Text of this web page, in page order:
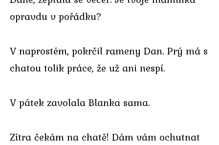
opravdu v pořádku?
V naprostém, pokrčil rameny Dan. Prý má s
chatou tolik práce, že už ani nespí.
V pátek zavolala Blanka sama.
Zítra čekám na chatě! Dám vám ochutnat